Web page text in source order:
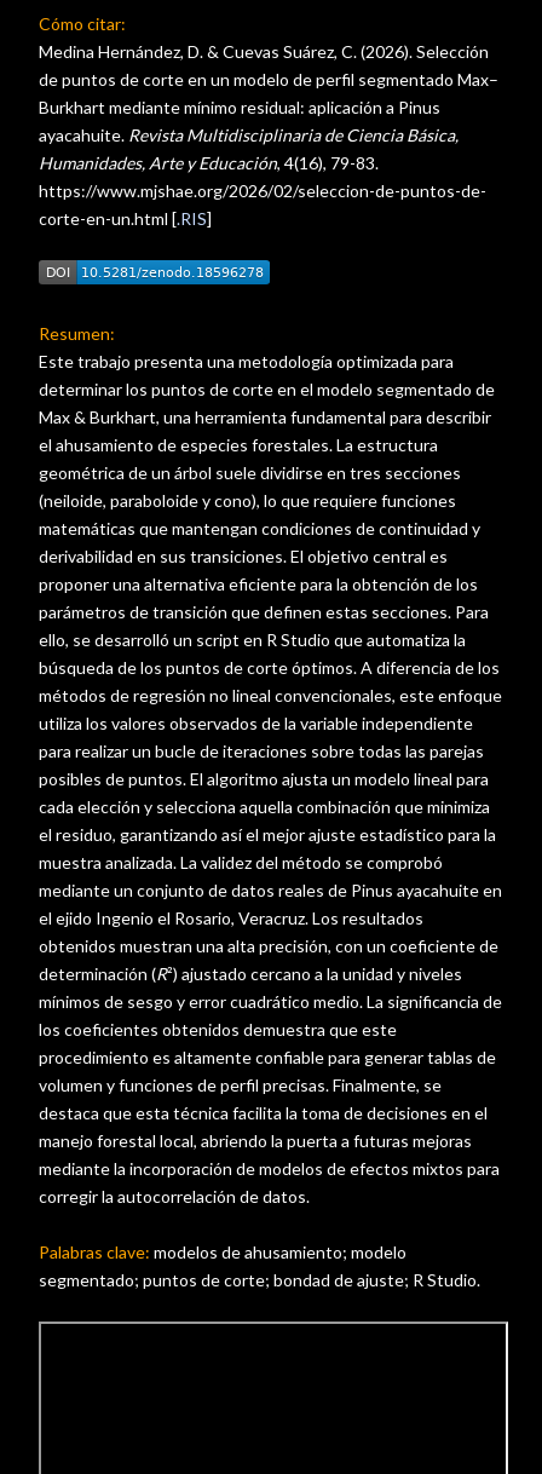
Cómo citar:
Medina Hernández, D. & Cuevas Suárez, C. (2026). Selección
de puntos de corte en un modelo de perfil segmentado Max–
Burkhart mediante mínimo residual: aplicación a Pinus
ayacahuite. Revista Multidisciplinaria de Ciencia Básica,
Humanidades, Arte y Educación, 4(16), 79-83.
https://www.mjshae.org/2026/02/seleccion-de-puntos-de-
corte-en-un.html [.RIS]
Resumen:
Este trabajo presenta una metodología optimizada para
determinar los puntos de corte en el modelo segmentado de
Max & Burkhart, una herramienta fundamental para describir
el ahusamiento de especies forestales. La estructura
geométrica de un árbol suele dividirse en tres secciones
(neiloide, paraboloide y cono), lo que requiere funciones
matemáticas que mantengan condiciones de continuidad y
derivabilidad en sus transiciones. El objetivo central es
proponer una alternativa eficiente para la obtención de los
parámetros de transición que definen estas secciones. Para
ello, se desarrolló un script en R Studio que automatiza la
búsqueda de los puntos de corte óptimos. A diferencia de los
métodos de regresión no lineal convencionales, este enfoque
utiliza los valores observados de la variable independiente
para realizar un bucle de iteraciones sobre todas las parejas
posibles de puntos. El algoritmo ajusta un modelo lineal para
cada elección y selecciona aquella combinación que minimiza
el residuo, garantizando así el mejor ajuste estadístico para la
muestra analizada. La validez del método se comprobó
mediante un conjunto de datos reales de Pinus ayacahuite en
el ejido Ingenio el Rosario, Veracruz. Los resultados
obtenidos muestran una alta precisión, con un coeficiente de
determinación (R²) ajustado cercano a la unidad y niveles
mínimos de sesgo y error cuadrático medio. La significancia de
los coeficientes obtenidos demuestra que este
procedimiento es altamente confiable para generar tablas de
volumen y funciones de perfil precisas. Finalmente, se
destaca que esta técnica facilita la toma de decisiones en el
manejo forestal local, abriendo la puerta a futuras mejoras
mediante la incorporación de modelos de efectos mixtos para
corregir la autocorrelación de datos.
Palabras clave: modelos de ahusamiento; modelo
segmentado; puntos de corte; bondad de ajuste; R Studio.